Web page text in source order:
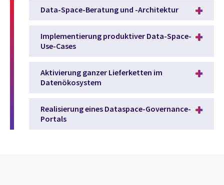
Data-Space-Beratung und -Architektur
Implementierung produktiver Data-Space-
Use-Cases
Aktivierung ganzer Lieferketten im
Datenökosystem
Realisierung eines Dataspace-Governance-
Portals